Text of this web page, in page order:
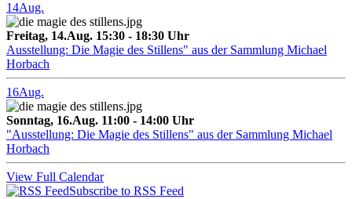
14Aug.
Freitag, 14.Aug. 15:30 - 18:30 Uhr
Ausstellung: Die Magie des Stillens" aus der Sammlung Michael
Horbach
16Aug.
Sonntag, 16.Aug. 11:00 - 14:00 Uhr
"Ausstellung: Die Magie des Stillens" aus der Sammlung Michael
Horbach
View Full Calendar
Subscribe to RSS Feed